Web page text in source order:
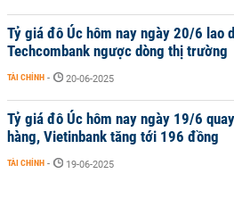
Tỷ giá đô Úc hôm nay ngày 20/6 lao
Techcombank ngược dòng thị trường
TÀI CHÍNH - 20-06-2025
Tỷ giá đô Úc hôm nay ngày 19/6
hàng, Vietinbank tăng tới 196 đồng
TÀI CHÍNH - 19-06-2025